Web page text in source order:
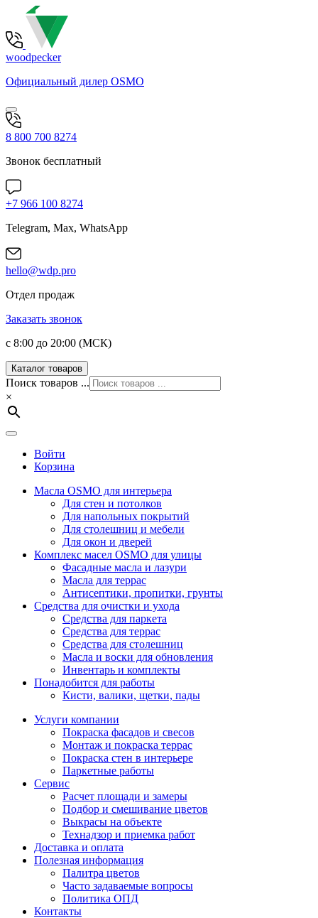
woodpecker
Официальный дилер OSMO
8 800 700 8274
Звонок бесплатный
+7 966 100 8274
Telegram, Max, WhatsApp
hello@wdp.pro
Отдел продаж
Заказать звонок
с 8:00 до 20:00 (МСК)
Каталог товаров
Поиск товаров ...
×
Войти
Корзина
Масла OSMO для интерьера
Для стен и потолков
Для напольных покрытий
Для столешниц и мебели
Для окон и дверей
Комплекс масел OSMO для улицы
Фасадные масла и лазури
Масла для террас
Антисептики, пропитки, грунты
Средства для очистки и ухода
Средства для паркета
Средства для террас
Средства для столешниц
Масла и воски для обновления
Инвентарь и комплекты
Понадобится для работы
Кисти, валики, щетки, пады
Услуги компании
Покраска фасадов и свесов
Монтаж и покраска террас
Покраска стен в интерьере
Паркетные работы
Сервис
Расчет площади и замеры
Подбор и смешивание цветов
Выкрасы на объекте
Технадзор и приемка работ
Доставка и оплата
Полезная информация
Палитра цветов
Часто задаваемые вопросы
Политика ОПД
Контакты